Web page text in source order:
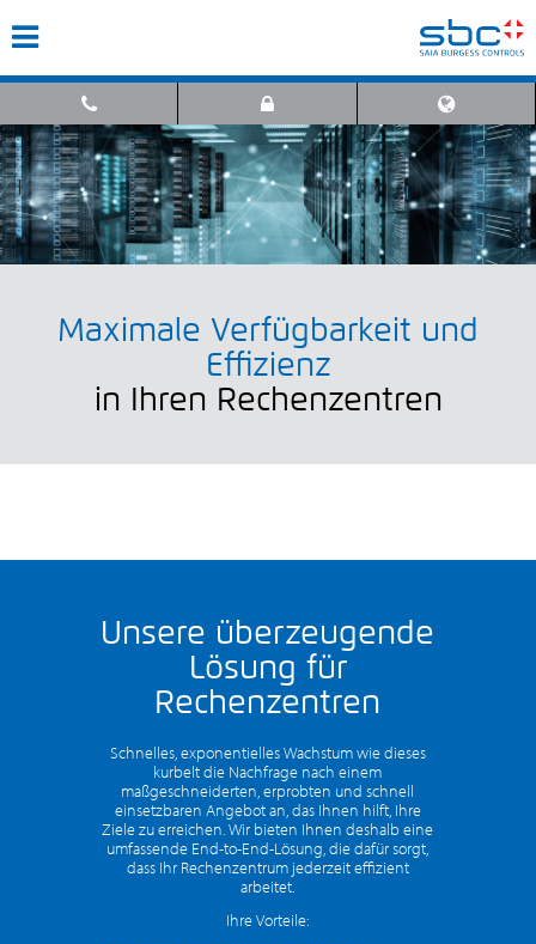
Maximale Verfügbarkeit und
Effizienz
in Ihren Rechenzentren
Unsere überzeugende
Lösung für
Rechenzentren
Schnelles, exponentielles Wachstum wie dieses
kurbelt die Nachfrage nach einem
maßgeschneiderten, erprobten und schnell
einsetzbaren Angebot an, das Ihnen hilft, Ihre
Ziele zu erreichen. Wir bieten Ihnen deshalb eine
umfassende End-to-End-Lösung, die dafür sorgt,
dass Ihr Rechenzentrum jederzeit effizient
arbeitet.
Ihre Vorteile: